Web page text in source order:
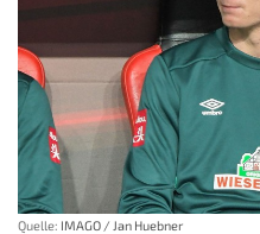
Quelle: IMAGO / Jan Huebner